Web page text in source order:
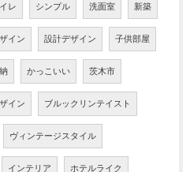
イレ シンプル 洗面室 新築
イン 設計デザイン 子供部屋
かっこいい 茨木市
イン ブルックリンテイスト
ヴィンテージスタイル
インテリア ホテルライク